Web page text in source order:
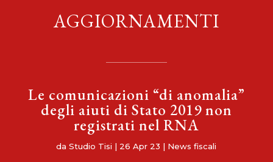
AGGIORNAMENTI
Le comunicazioni “di anomalia”
degli aiuti di Stato 2019 non
registrati nel RNA
daStudio Tisi | 26 Apr 23 | News fiscali